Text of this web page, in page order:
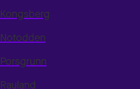
Kongsberg
Notodden
Porsgrunn
Rauland